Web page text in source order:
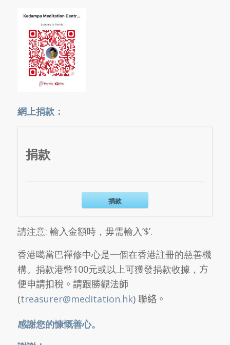
網上捐款：
捐款
捐款
請注意: 輸入金額時，毋需輸入’$’.
香港噶當巴禪修中心是一個在香港註冊的慈善機
構。 捐款港幣100元或以上可獲發捐款收據， 方
便申請扣稅。請跟勝觀法師
(treasurer@meditation.hk) 聯絡。
感謝您的慷慨善心。